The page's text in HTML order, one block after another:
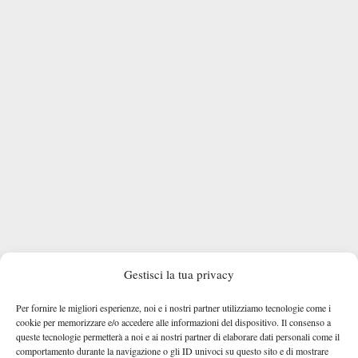
Gestisci la tua privacy
Per fornire le migliori esperienze, noi e i nostri partner utilizziamo tecnologie come i
cookie per memorizzare e/o accedere alle informazioni del dispositivo. Il consenso a
queste tecnologie permetterà a noi e ai nostri partner di elaborare dati personali come il
comportamento durante la navigazione o gli ID univoci su questo sito e di mostrare
A CHE ORA COBOLLI-TIEN